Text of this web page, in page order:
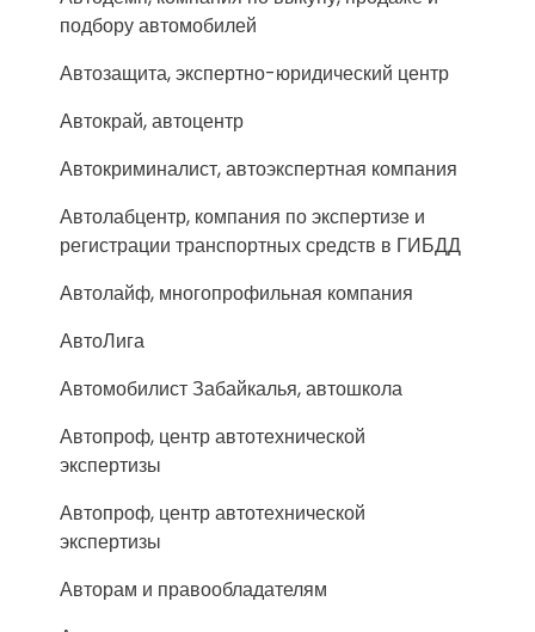
подбору автомобилей
Автозащита, экспертно-юридический центр
Автокрай, автоцентр
Автокриминалист, автоэкспертная компания
Автолабцентр, компания по экспертизе и
регистрации транспортных средств в ГИБДД
Автолайф, многопрофильная компания
АвтоЛига
Автомобилист Забайкалья, автошкола
Автопроф, центр автотехнической
экспертизы
Автопроф, центр автотехнической
экспертизы
Авторам и правообладателям